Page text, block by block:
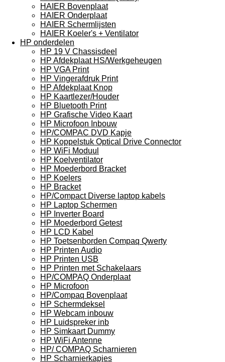
HAIER Bovenplaat
HAIER Onderplaat
HAIER Schermlijsten
HAIER Koeler's + Ventilator
HP onderdelen
HP 19 V Chassisdeel
HP Afdekplaat HS/Werkgeheugen
HP VGA Print
HP Vingerafdruk Print
HP Afdekplaat Knop
HP Kaartlezer/Houder
HP Bluetooth Print
HP Grafische Video Kaart
HP Microfoon Inbouw
HP/COMPAC DVD Kapje
HP Koppelstuk Optical Drive Connector
HP WiFi Moduul
HP Koelventilator
HP Moederbord Bracket
HP Koelers
HP Bracket
HP/Compact Diverse laptop kabels
HP Laptop Schermen
HP Inverter Board
HP Moederbord Getest
HP LCD Kabel
HP Toetsenborden Compaq Qwerty
HP Printen Audio
HP Printen USB
HP Printen met Schakelaars
HP/COMPAQ Onderplaat
HP Microfoon
HP/Compaq Bovenplaat
HP Schermdeksel
HP Webcam inbouw
HP Luidspreker inb
HP Simkaart Dummy
HP WiFi Antenne
HP/ COMPAQ Scharnieren
HP Scharnierkapjes